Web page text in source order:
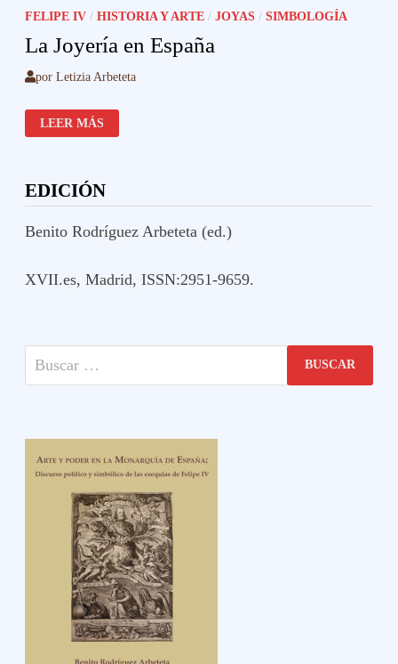
FELIPE IV /HISTORIA Y ARTE /JOYAS /SIMBOLOGÍA
La Joyería en España
porLetizia Arbeteta
JOYERÍA
EN
LEER MÁS
EDICIÓN
Benito Rodríguez Arbeteta (ed.)
XVII.es, Madrid, ISSN:2951-9659.
Buscar: